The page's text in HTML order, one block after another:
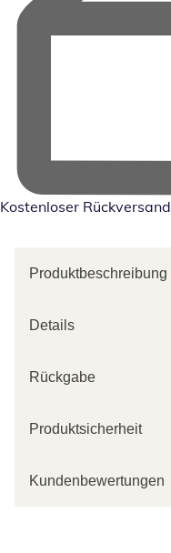
Kostenloser Rückversand
Produktbeschreibung
Details
Rückgabe
Produktsicherheit
Kundenbewertungen